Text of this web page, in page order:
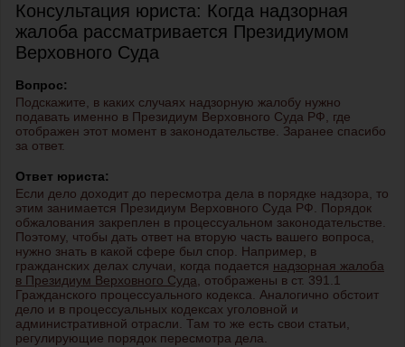
Консультация юриста: Когда надзорная
жалоба рассматривается Президиумом
Верховного Суда
Вопрос:
Подскажите, в каких случаях надзорную жалобу нужно
подавать именно в Президиум Верховного Суда РФ, где
отображен этот момент в законодательстве. Заранее спасибо
за ответ.
Ответ юриста:
Если дело доходит до пересмотра дела в порядке надзора, то
этим занимается Президиум Верховного Суда РФ. Порядок
обжалования закреплен в процессуальном законодательстве.
Поэтому, чтобы дать ответ на вторую часть вашего вопроса,
нужно знать в какой сфере был спор. Например, в
гражданских делах случаи, когда подается надзорная жалоба
в Президиум Верховного Суда, отображены в ст. 391.1
Гражданского процессуального кодекса. Аналогично обстоит
дело и в процессуальных кодексах уголовной и
административной отрасли. Там то же есть свои статьи,
регулирующие порядок пересмотра дела.